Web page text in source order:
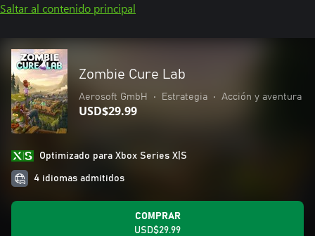
Saltar al contenido principal
Zombie Cure Lab
Aerosoft GmbH • Estrategia • Acción y aventura
USD$29.99
Optimizado para Xbox Series X|S
4 idiomas admitidos
COMPRAR
USD$29.99